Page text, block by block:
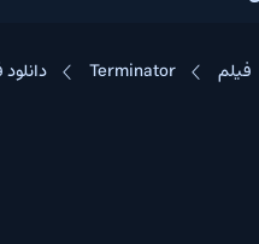
دانلود فیلم The Terminator 1984